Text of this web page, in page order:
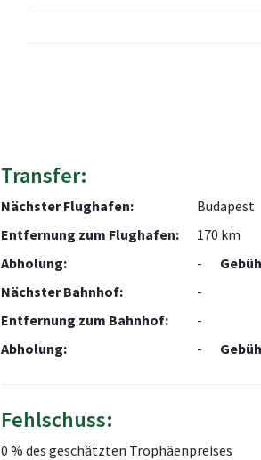
Transfer:
Nächster Flughafen:
Budapest
Entfernung zum Flughafen:
170 km
Abholung:
-
Nächster Bahnhof:
-
Entfernung zum Bahnhof:
-
Abholung:
-
Fehlschuss:
0 % des geschätzten Trophäenpreises